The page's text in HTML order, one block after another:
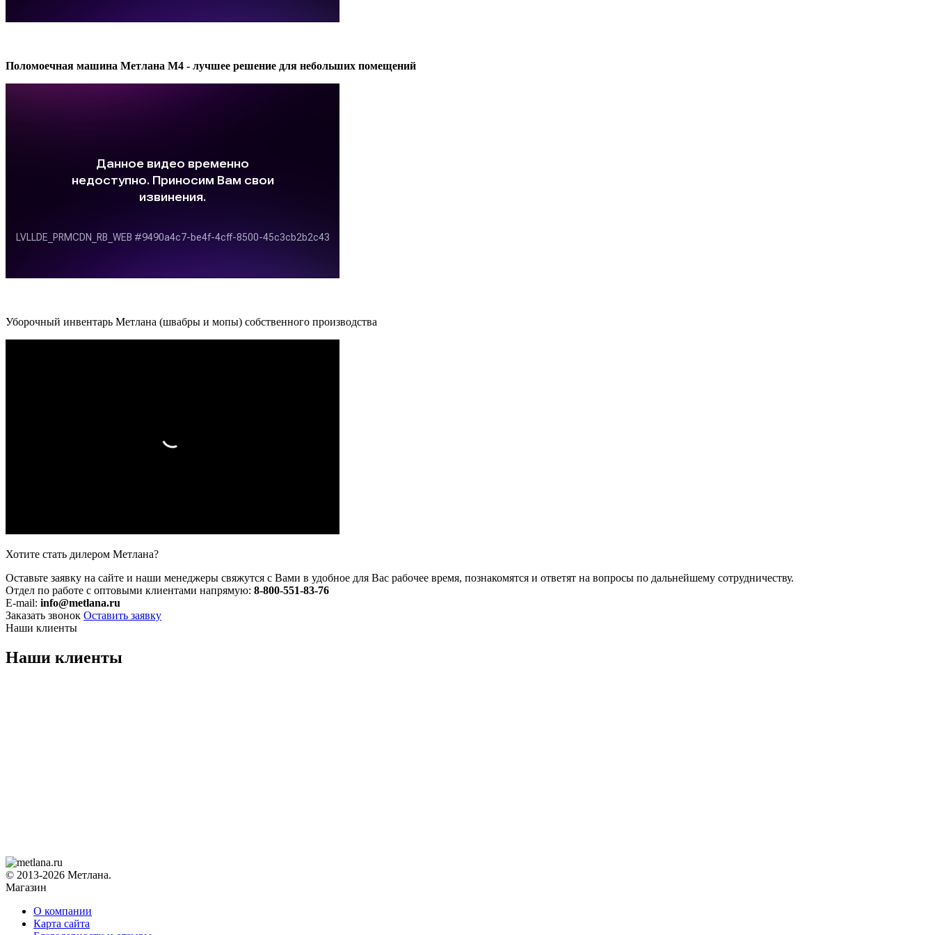
Поломоечная машина Метлана М4 - лучшее решение для небольших помещений
Уборочный инвентарь Метлана (швабры и мопы) собственного производства
Хотите стать дилером Метлана?
Оставьте заявку на сайте и наши менеджеры свяжутся с Вами в удобное для Вас рабочее время, познакомятся и ответят на вопросы по дальнейшему сотрудничеству.
Отдел по работе с оптовыми клиентами напрямую: 8-800-551-83-76
E-mail: info@metlana.ru
Заказать звонок Оставить заявку
Наши клиенты
Наши клиенты
© 2013-2026 Метлана.
Магазин
О компании
Карта сайта